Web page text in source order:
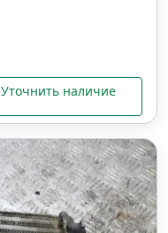
Уточнить наличие